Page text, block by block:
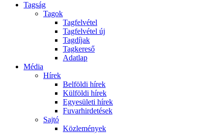
Tagság
Tagok
Tagfelvétel
Tagfelvétel új
Tagdíjak
Tagkereső
Adatlap
Média
Hírek
Belföldi hírek
Külföldi hírek
Egyesületi hírek
Fuvarhirdetések
Sajtó
Közlemények